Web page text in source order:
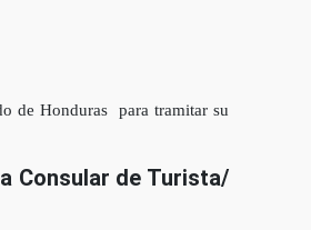
de Honduras para tramitar su
Consular de Turista/